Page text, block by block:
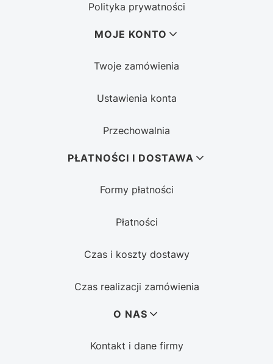
Polityka prywatności
MOJE KONTO
Twoje zamówienia
Ustawienia konta
Przechowalnia
PŁATNOŚCI I DOSTAWA
Formy płatności
Płatności
Czas i koszty dostawy
Czas realizacji zamówienia
O NAS
Kontakt i dane firmy